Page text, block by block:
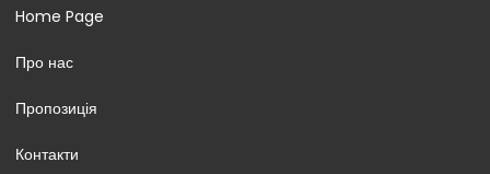
Home Page
Про нас
Пропозиція
Контакти